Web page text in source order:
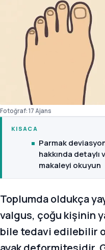
Fotoğraf: 17 Ajans
KISACA
Parmak
hakkında
makaleyi okuyun
Toplumda oldukça
valgus, çoğu kişinin
bile tedavi edilebilir